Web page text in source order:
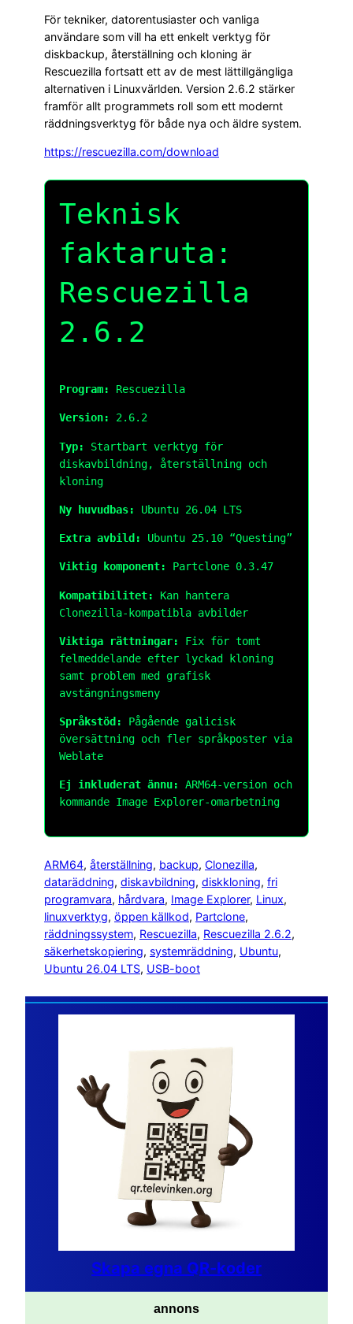
För tekniker, datorentusiaster och vanliga
användare som vill ha ett enkelt verktyg för
diskbackup, återställning och kloning är
Rescuezilla fortsatt ett av de mest lättillgängliga
alternativen i Linuxvärlden. Version 2.6.2 stärker
framför allt programmets roll som ett modernt
räddningsverktyg för både nya och äldre system.
https://rescuezilla.com/download
Teknisk
faktaruta:
Rescuezilla
2.6.2
Program: Rescuezilla
Version: 2.6.2
Typ:
Startbart verktyg för
diskavbildning, återställning och
kloning
Ny huvudbas: Ubuntu 26.04 LTS
Extra avbild: Ubuntu 25.10 “Questing”
Viktig komponent: Partclone 0.3.47
Kompatibilitet:
Kan hantera
Clonezilla-kompatibla avbilder
Viktiga rättningar:
Fix för tomt
felmeddelande efter lyckad kloning
samt problem med grafisk
avstängningsmeny
Språkstöd:
Pågående galicisk
översättning och fler språkposter via
Weblate
Ej inkluderat ännu:
ARM64-version och
kommande Image Explorer-omarbetning
ARM64, återställning, backup, Clonezilla
dataräddning, diskavbildning, diskkloning, fri
programvara, hårdvara, Image Explorer, Linux
linuxverktyg, öppen källkod, Partclone
räddningssystem, Rescuezilla, Rescuezilla 2.6.2
säkerhetskopiering, systemräddning, Ubuntu
Ubuntu 26.04 LTS, USB-boot
Skapa egna QR-koder
annons